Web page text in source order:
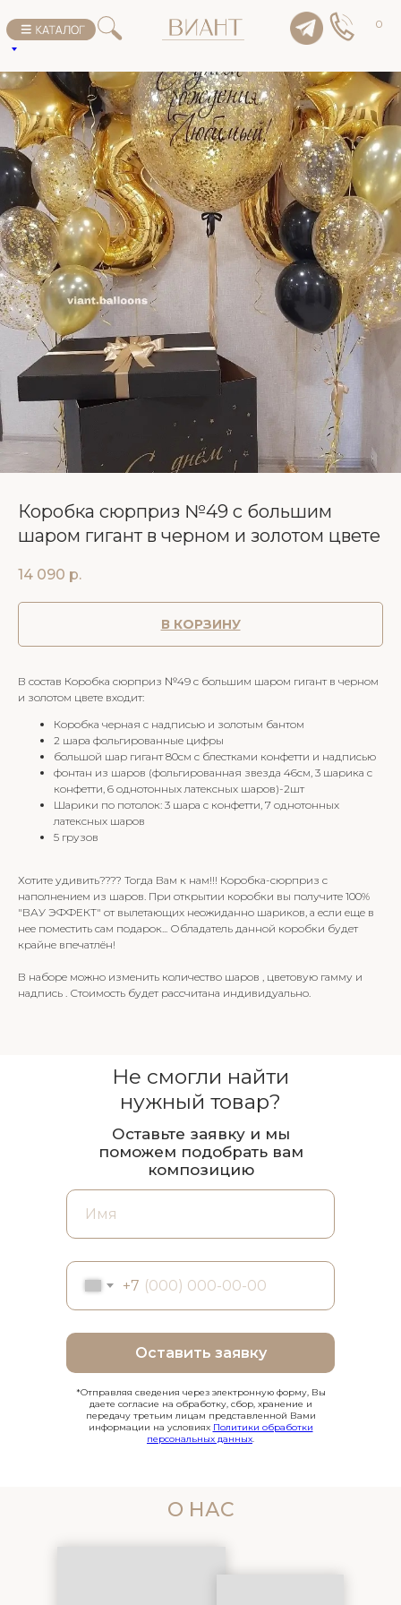
0
Коробка сюрприз №49 с большим
шаром гигант в черном и золотом цвете
14 090 р.
В КОРЗИНУ
В состав Коробка сюрприз №49 с большим шаром гигант в черном
и золотом цвете входит:
Коробка черная с надписью и золотым бантом
2 шара фольгированные цифры
большой шар гигант 80см с блестками конфетти и надписью
фонтан из шаров (фольгированная звезда 46см, 3 шарика с
конфетти, 6 однотонных латексных шаров)-2шт
Шарики по потолок: 3 шара с конфетти, 7 однотонных
латексных шаров
5 грузов
Хотите удивить???? Тогда Вам к нам!!! Коробка-сюрприз с
наполнением из шаров. При открытии коробки вы получите 100%
"ВАУ ЭФФЕКТ" от вылетающих неожиданно шариков, а если еще в
нее поместить сам подарок... Обладатель данной коробки будет
крайне впечатлён!
В наборе можно изменить количество шаров , цветовую гамму и
надпись . Стоимость будет рассчитана индивидуально.
+7
Оставить заявку
Не смогли найти
нужный товар?
Оставьте заявку и мы
поможем подобрать вам
композицию
*Отправляя сведения через электронную форму, Вы
даете согласие на обработку, сбор, хранение и
передачу третьим лицам представленной Вами
информации на условиях Политики обработки
персональных данных.
О НАС